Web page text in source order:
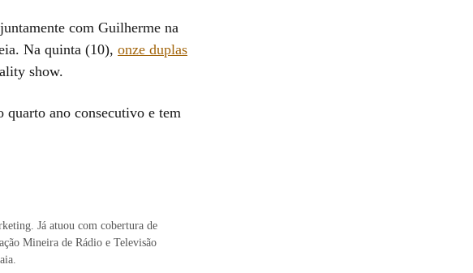
com Guilherme na
Na quinta (10), onze duplas
show.
ano consecutivo e tem
Já atuou com cobertura de
Mineira de Rádio e Televisão